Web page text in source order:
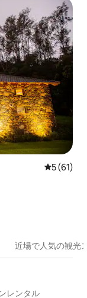
レビュー
5 (61)
近場で人気の観光
レンタル